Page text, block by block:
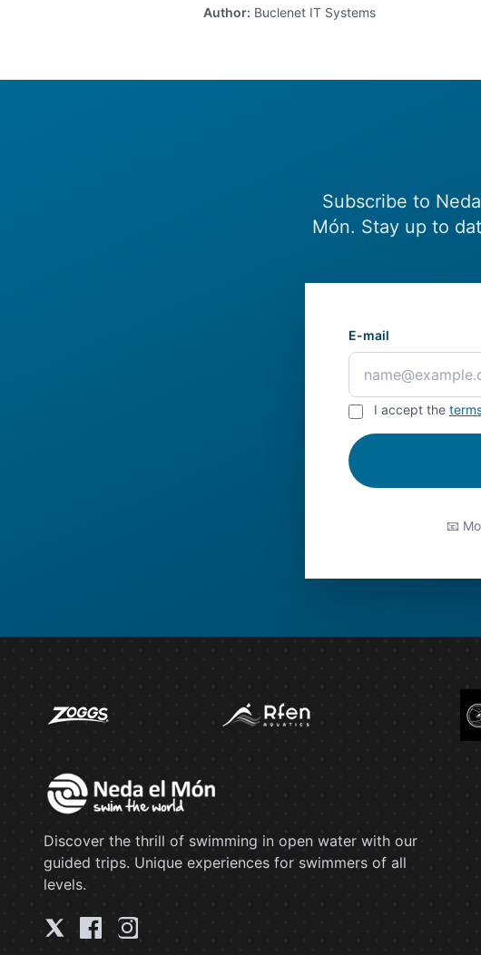
Author: Buclenet IT Systems
Subscribe to
Món. Stay up to
E-mail
I accept the
📧
Discover the thrill of swimming in open water with our
guided trips. Unique experiences for swimmers of all
levels.